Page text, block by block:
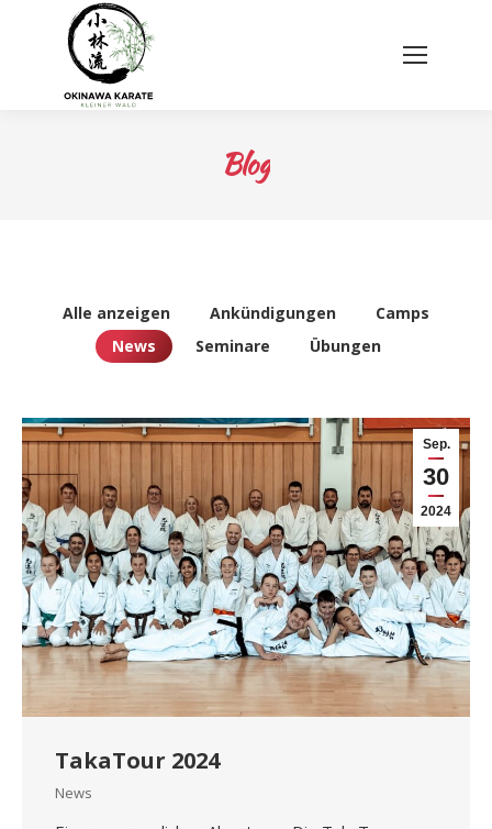
Blog
Alle anzeigen Ankündigungen
Camps
News
Seminare Übungen
Sep.
30
2024
TakaTour 2024
News